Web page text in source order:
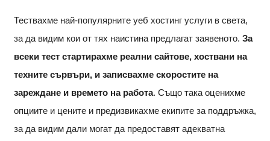
Тествахме най-популярните уеб хостинг услуги в света,
за да видим кои от тях наистина предлагат заявеното. За
всеки тест стартирахме реални сайтове, хоствани на
техните сървъри, и записвахме скоростите на
зареждане и времето на работа. Също така оценихме
опциите и цените и предизвикахме екипите за поддръжка,
за да видим дали могат да предоставят адекватна